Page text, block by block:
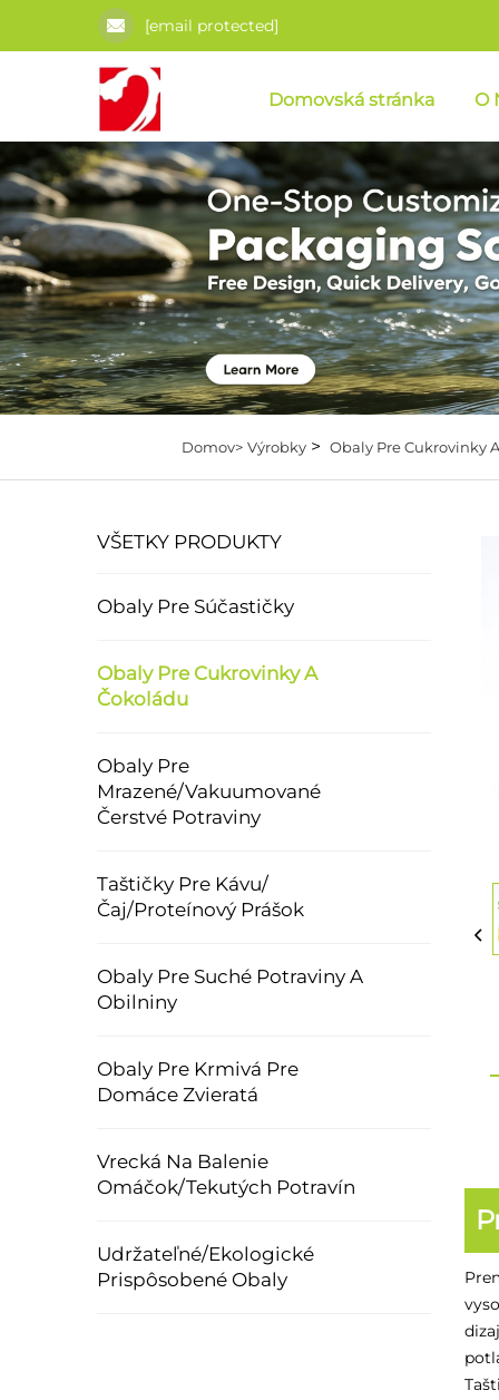
[email protected]
Domovská stránka O
Domov> Výrobky> Obaly Pre Cukrovinky
VŠETKY PRODUKTY
Obaly Pre Súčastičky
Obaly Pre Cukrovinky A
Čokoládu
Obaly Pre
Mrazené/Vakuumované
Čerstvé Potraviny
Taštičky Pre Kávu/
Čaj/Proteínový Prášok
Obaly Pre Suché Potraviny A
Obilniny
Obaly Pre Krmivá Pre
Domáce Zvieratá
Vrecká Na Balenie
Omáčok/Tekutých Potravín
Udržateľné/Ekologické
Prispôsobené Obaly